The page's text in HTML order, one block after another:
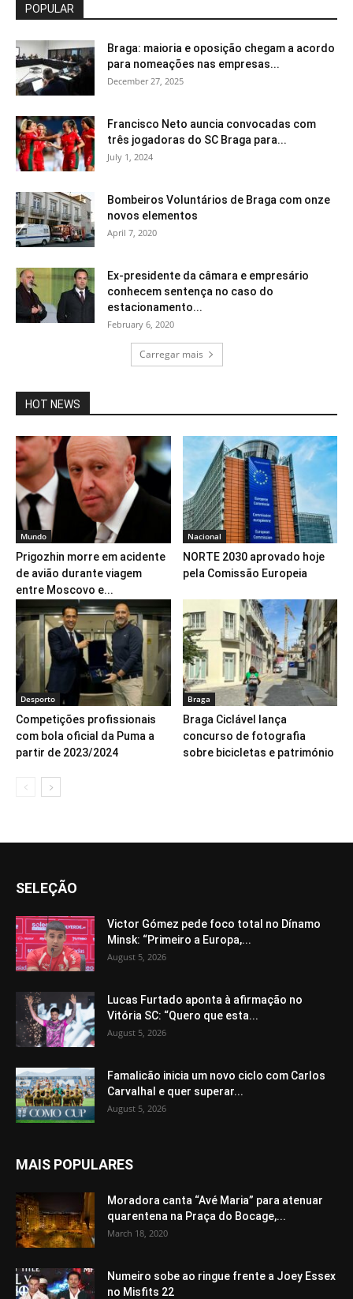
POPULAR
Braga: maioria e oposição chegam a acordo
para nomeações nas empresas...
December 27, 2025
Francisco Neto auncia convocadas com
três jogadoras do SC Braga para...
July 1, 2024
Bombeiros Voluntários de Braga com onze
novos elementos
April 7, 2020
Ex-presidente da câmara e empresário
conhecem sentença no caso do
estacionamento...
February 6, 2020
Carregar mais
HOT NEWS
Mundo
Prigozhin morre em acidente
de avião durante viagem
entre Moscovo e...
Nacional
NORTE 2030 aprovado hoje
pela Comissão Europeia
Desporto
Competições profissionais
com bola oficial da Puma a
partir de 2023/2024
Braga
Braga Ciclável lança
concurso de fotografia
sobre bicicletas e património
SELEÇÃO
Victor Gómez pede foco total no Dínamo
Minsk: “Primeiro a Europa,...
August 5, 2026
Lucas Furtado aponta à afirmação no
Vitória SC: “Quero que esta...
August 5, 2026
Famalicão inicia um novo ciclo com Carlos
Carvalhal e quer superar...
August 5, 2026
MAIS POPULARES
Moradora canta “Avé Maria” para atenuar
quarentena na Praça do Bocage,...
March 18, 2020
Numeiro sobe ao ringue frente a Joey Essex
no Misfits 22